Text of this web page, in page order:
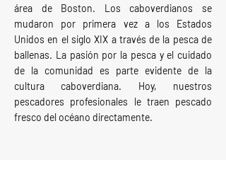
área de Boston. Los caboverdianos se
mudaron por primera vez a los Estados
Unidos en el siglo XIX a través de la pesca de
ballenas. La pasión por la pesca y el cuidado
de la comunidad es parte evidente de la
cultura caboverdiana. Hoy, nuestros
pescadores profesionales le traen pescado
fresco del océano directamente.